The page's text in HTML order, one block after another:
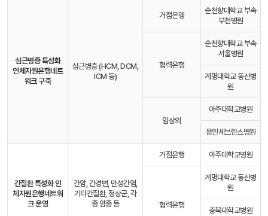
심근병증 특성화
인체자원은행네트
워크 구축
심근병증 (HCM, DCM,
ICM 등)
거점은행
순천향대학교 부속
부천병원
협력은행
순천향대학교 부속
서울병원
계명대학교 동산병
원
임상의
아주대학교병원
용인세브란스병원
간질환 특성화 인
체자원은행네트워
크 운영
간암, 간경변, 만성간염,
기타간질환, 정상군, 각
종 암종 등
거점은행 아주대학교병원
협력은행
계명대학교 동산병
원
충북대학교병원